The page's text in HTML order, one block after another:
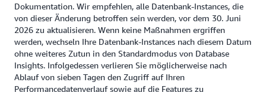
Dokumentation. Wir empfehlen, alle Datenbank-Instances, die
von dieser Änderung betroffen sein werden, vor dem 30. Juni
2026 zu aktualisieren. Wenn keine Maßnahmen ergriffen
werden, wechseln Ihre Datenbank-Instances nach diesem Datum
ohne weiteres Zutun in den Standardmodus von Database
Insights. Infolgedessen verlieren Sie möglicherweise nach
Ablauf von sieben Tagen den Zugriff auf Ihren
Performancedatenverlauf sowie auf die Features zu